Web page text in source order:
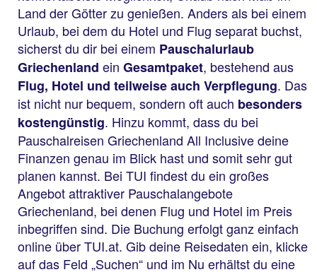
Land der Götter zu genießen. Anders als bei einem
Urlaub, bei dem du Hotel und Flug separat buchst,
sicherst du dir bei einem Pauschalurlaub
Griechenland ein Gesamtpaket, bestehend aus
Flug, Hotel und teilweise auch Verpflegung. Das
ist nicht nur bequem, sondern oft auch besonders
kostengünstig. Hinzu kommt, dass du bei
Pauschalreisen Griechenland All Inclusive deine
Finanzen genau im Blick hast und somit sehr gut
planen kannst. Bei TUI findest du ein großes
Angebot attraktiver Pauschalangebote
Griechenland, bei denen Flug und Hotel im Preis
inbegriffen sind. Die Buchung erfolgt ganz einfach
online über TUI.at. Gib deine Reisedaten ein, klicke
auf das Feld „Suchen“ und im Nu erhältst du eine